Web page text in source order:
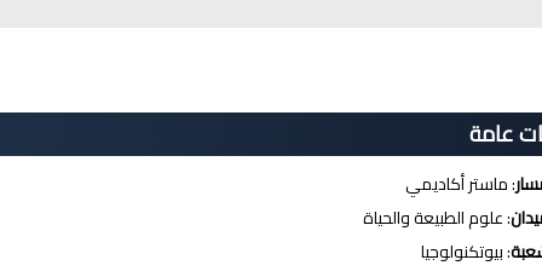
عامة
: ماستر أكاديمي
: علوم الطبيعة والحياة
: بيوتكنولوجيا